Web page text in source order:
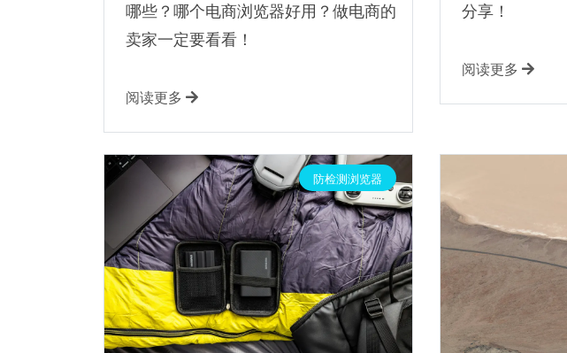
哪些？哪个电商浏览器好用？做电商的
卖家一定要看看！
阅读更多
分享！
阅读更多
防检测浏览器